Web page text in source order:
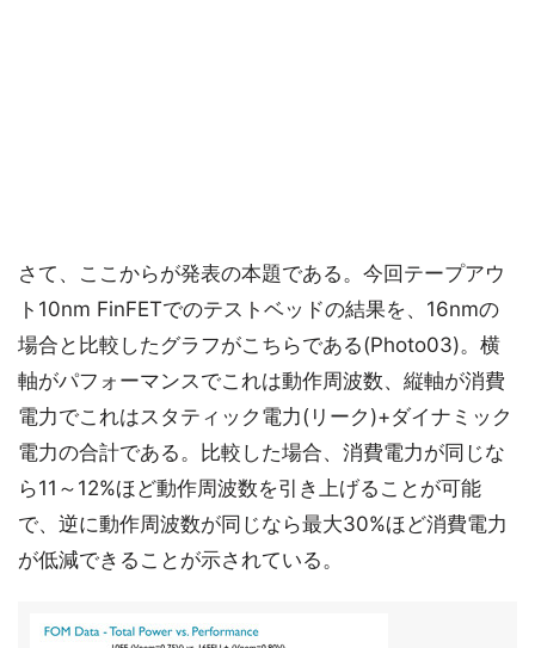
さて、ここからが発表の本題である。今回テープアウ
ト10nm FinFETでのテストベッドの結果を、16nmの
場合と比較したグラフがこちらである(Photo03)。横
軸がパフォーマンスでこれは動作周波数、縦軸が消費
電力でこれはスタティック電力(リーク)+ダイナミック
電力の合計である。比較した場合、消費電力が同じな
ら11～12%ほど動作周波数を引き上げることが可能
で、逆に動作周波数が同じなら最大30%ほど消費電力
が低減できることが示されている。